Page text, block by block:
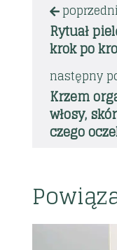
Rytuał
krok po
następny
Krzem
włosy,
czego